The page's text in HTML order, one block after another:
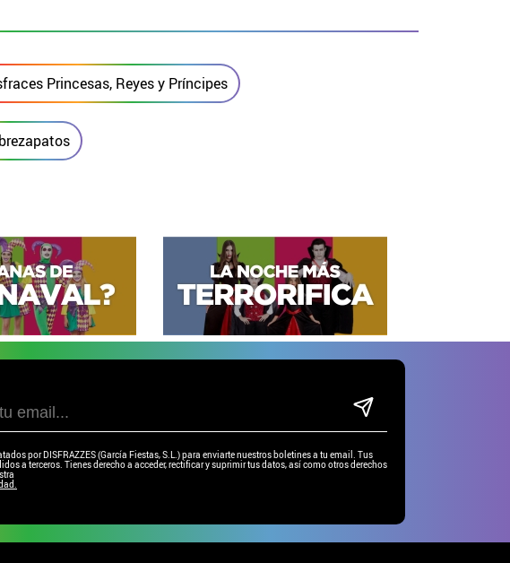
Princesas, Reyes y Príncipes
por DISFRAZZES (García Fiestas, S.L.) para enviarte nuestros boletines a tu email. Tus
a terceros. Tienes derecho a acceder, rectificar y suprimir tus datos, así como otros derechos